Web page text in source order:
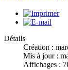
Détails
Création :
Mis à jour :
Affichages :